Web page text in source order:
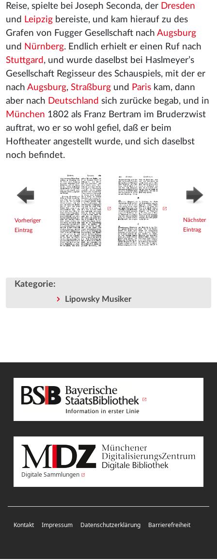
Reise, spielte bei Joseph Seconda, der Dresden
und Leipzig bereiste, und kam hierauf zu des
Grafen von Fugger Gesellschaft nach Augsburg
und Nürnberg. Endlich erhielt er einen Ruf nach
Stuttgard , und wurde daselbst bei Haslmeyer’s
Gesellschaft Regisseur des Schauspiels, mit der er
nach Augsburg, Straßburg und Paris kam, dann
aber nach Deutschland sich zurücke begab, und in
München 1802 als Franz Bertram im Bruderzwist
auftrat, wo er so wohl gefiel, daß er beim
Hoftheater angestellt wurde, und sich daselbst
noch befindet.
Vorheriger
Eintrag
Nächster
Eintrag
Kategorie:
Lipowsky Musiker
Digitale Sammlungen
Kontakt Impressum Datenschutzerklärung Barrierefreiheit